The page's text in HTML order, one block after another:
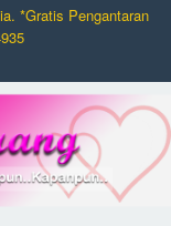
*Gratis Pengantaran